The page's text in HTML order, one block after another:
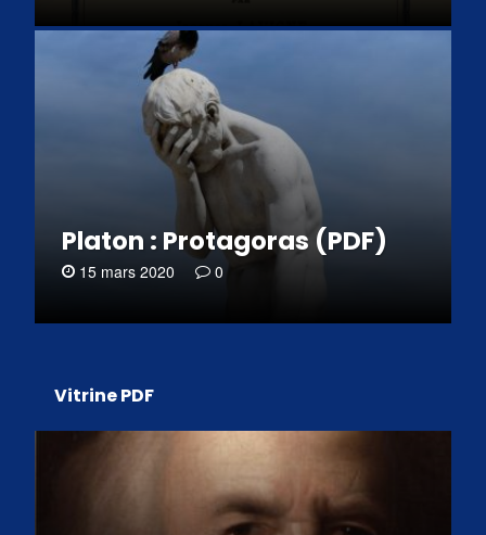
Platon : Protagoras (PDF)
15 mars 2020 0
Vitrine PDF